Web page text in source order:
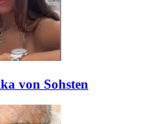
von Sohsten